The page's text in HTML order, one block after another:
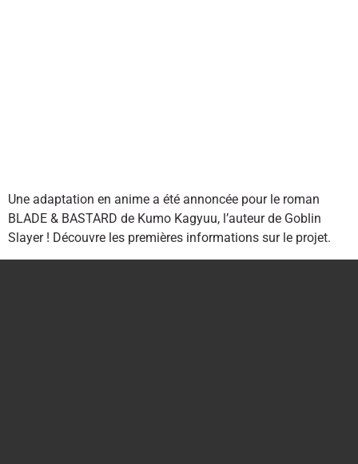
Une adaptation en anime a été annoncée pour le roman
BLADE & BASTARD de Kumo Kagyuu, l’auteur de Goblin
Slayer ! Découvre les premières informations sur le projet.